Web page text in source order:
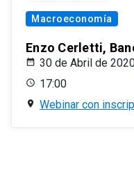
Macroeconomía
Enzo Cerletti,
30 de Abril de
17:00
Webinar con